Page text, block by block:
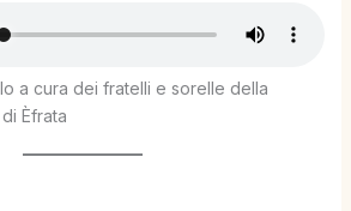
a cura dei fratelli e sorelle della
Èfrata